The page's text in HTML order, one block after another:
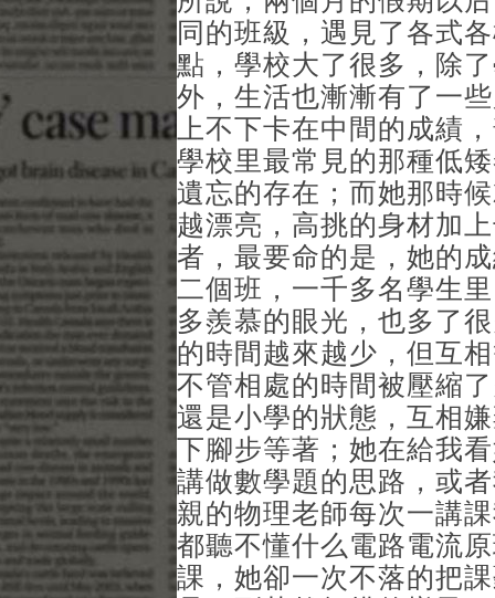
同的班級，遇見了各式
點，學校大了很多，除
外，生活也漸漸有了一
上不下卡在中間的成績
學校里最常見的那種低
遺忘的存在；而她那時
越漂亮，高挑的身材加
者，最要命的是，她的
二個班，一千多名學生
多羨慕的眼光，也多了
的時間越來越少，但互
不管相處的時間被壓縮
還是小學的狀態，互相
下腳步等著；她在給我
講做數學題的思路，或
親的物理老師每次一講
都聽不懂什么電路電流
課，她卻一次不落的把